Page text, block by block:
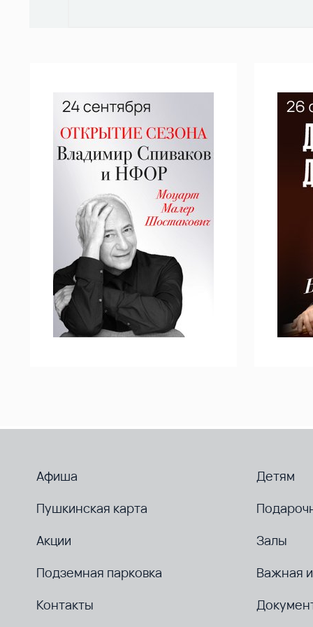
Афиша
Детям
Пушкинская карта
Акции
Залы
Подземная парковка
Важная
Контакты